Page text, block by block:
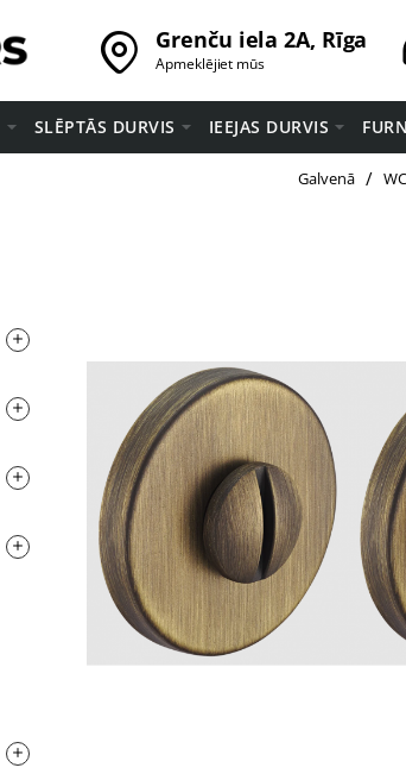
Grenču iela 2A, Rīga
Apmeklējiet mūs
SLĒPTĀS DURVIS IEEJAS DURVIS
Galvenāhome